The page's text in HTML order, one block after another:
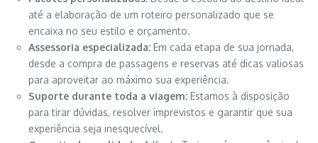
até a elaboração de um roteiro personalizado que se
encaixa no seu estilo e orçamento.
Assessoria especializada: Em cada etapa de sua jornada,
desde a compra de passagens e reservas até dicas valiosas
para aproveitar ao máximo sua experiência.
Suporte durante toda a viagem: Estamos à disposição
para tirar dúvidas, resolver imprevistos e garantir que sua
experiência seja inesquecível.